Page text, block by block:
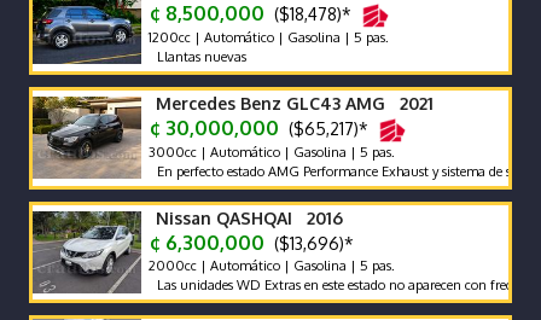
¢ 8,500,000 ($18,478)*
1200cc | Automático | Gasolina | 5 pas.
Llantas nuevas
Mercedes Benz GLC43 AMG 2021
¢ 30,000,000 ($65,217)*
3000cc | Automático | Gasolina | 5 pas.
En perfecto estado AMG Performance Exhaust y sistema de sonido
Nissan QASHQAI 2016
¢ 6,300,000 ($13,696)*
2000cc | Automático | Gasolina | 5 pas.
Las unidades WD Extras en este estado no aparecen con frecuencia